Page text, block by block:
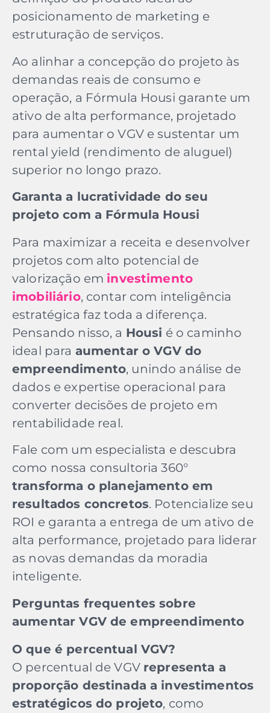
posicionamento de marketing e
estruturação de serviços.
Ao alinhar a concepção do projeto às
demandas reais de consumo e
operação, a Fórmula Housi garante um
ativo de alta performance, projetado
para aumentar o VGV e sustentar um
rental yield (rendimento de aluguel)
superior no longo prazo.
Garanta a lucratividade do seu
projeto com a Fórmula Housi
Para maximizar a receita e desenvolver
projetos com alto potencial de
valorização em investimento
imobiliário, contar com inteligência
estratégica faz toda a diferença.
Pensando nisso, a Housi é o caminho
ideal para aumentar o VGV do
empreendimento, unindo análise de
dados e expertise operacional para
converter decisões de projeto em
rentabilidade real.
Fale com um especialista e descubra
como nossa consultoria 360°
transforma o planejamento em
resultados concretos. Potencialize seu
ROI e garanta a entrega de um ativo de
alta performance, projetado para liderar
as novas demandas da moradia
inteligente.
Perguntas frequentes sobre
aumentar VGV de empreendimento
O que é percentual VGV?
O percentual de VGV representa a
proporção destinada a investimentos
estratégicos do projeto, como